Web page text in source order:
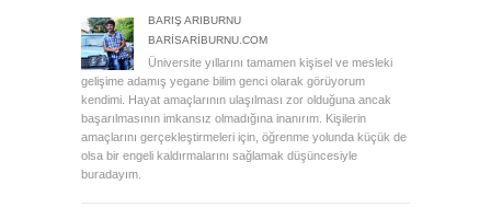
BARIŞ ARIBURNU
BARISARIBURNU.COM
Üniversite yıllarını tamamen kişisel ve mesleki
gelişime adamış yegane bilim genci olarak görüyorum
kendimi. Hayat amaçlarının ulaşılması zor olduğuna ancak
başarılmasının imkansız olmadığına inanırım. Kişilerin
amaçlarını gerçekleştirmeleri için, öğrenme yolunda küçük de
olsa bir engeli kaldırmalarını sağlamak düşüncesiyle
buradayım.